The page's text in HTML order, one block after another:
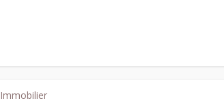
Immobilier